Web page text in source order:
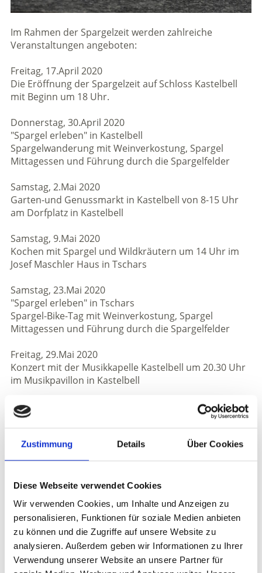
Zustimmung Details Über Cookies
Diese Webseite verwendet Cookies
Wir verwenden Cookies, um Inhalte und Anzeigen zu
personalisieren, Funktionen für soziale Medien anbieten
zu können und die Zugriffe auf unsere Website zu
analysieren. Außerdem geben wir Informationen zu Ihrer
Verwendung unserer Website an unsere Partner für
Im Rahmen der Spargelzeit werden zahlreiche
Veranstaltungen angeboten:
Freitag, 17.April 2020
Die Eröffnung der Spargelzeit auf Schloss Kastelbell
mit Beginn um 18 Uhr.
Donnerstag, 30.April 2020
"Spargel erleben" in Kastelbell
Spargelwanderung mit Weinverkostung, Spargel
Mittagessen und Führung durch die Spargelfelder
Samstag, 2.Mai 2020
Garten-und Genussmarkt in Kastelbell von 8-15 Uhr
am Dorfplatz in Kastelbell
Samstag, 9.Mai 2020
Kochen mit Spargel und Wildkräutern um 14 Uhr im
Josef Maschler Haus in Tschars
Samstag, 23.Mai 2020
"Spargel erleben" in Tschars
Spargel-Bike-Tag mit Weinverkostung, Spargel
Mittagessen und Führung durch die Spargelfelder
Freitag, 29.Mai 2020
Konzert mit der Musikkapelle Kastelbell um 20.30 Uhr
im Musikpavillon in Kastelbell
Wöchentliche Veranstaltungen
Jeden Dienstag
Erlebnis Spargel - Führung durch die Spargelfelder
Natürlich knackig - Führung durch die Apfelwiesen am
Jeden Mittwoch
Spargelwein Verkostung am Weingut Rebhof
Jeden Freitag